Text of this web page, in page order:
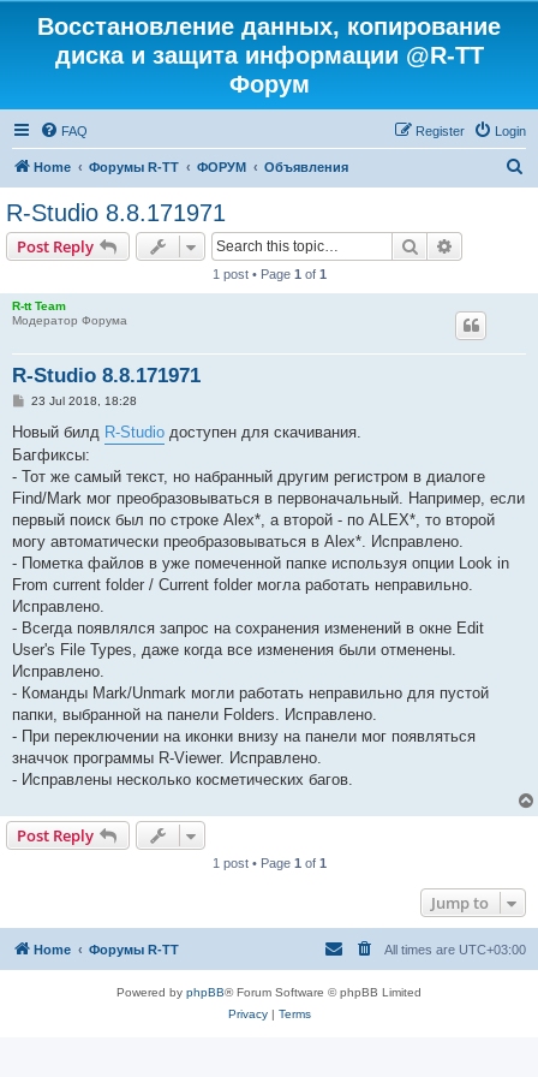
Восстановление данных, копирование
диска и защита информации @R-TT
Форум
FAQ Login
Register
Home Форумы R-TT ФОРУМ Объявления
R-Studio 8.8.171971
Post Reply Search
1 post • Page 1 of 1
R-tt Team
Модератор Форума
R-Studio 8.8.171971
P
s
23 Jul 2018, 18:28
Новый билд R-Studio доступен для скачивания.
Багфиксы:
- Тот же самый текст, но набранный другим регистром в диалоге
Find/Mark мог преобразовываться в первоначальный. Например, если
первый поиск был по строке Alex*, а второй - по ALEX*, то второй
могу автоматически преобразовываться в Alex*. Исправлено.
- Пометка файлов в уже помеченной папке используя опции Look in
From current folder / Current folder могла работать неправильно.
Исправлено.
- Всегда появлялся запрос на сохранения изменений в окне Edit
User's File Types, даже когда все изменения были отменены.
Исправлено.
- Команды Mark/Unmark могли работать неправильно для пустой
папки, выбранной на панели Folders. Исправлено.
- При переключении на иконки внизу на панели мог появляться
значчок программы R-Viewer. Исправлено.
- Исправлены несколько косметических багов.
Post Reply
1 post • Page 1 of 1
Jump to
Home Форумы R-TT All times are UTC+03:00
Powered by phpBB® Forum Software © phpBB Limited
Privacy| Terms